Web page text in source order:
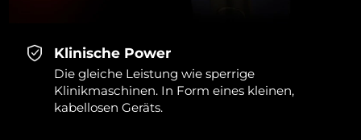
Klinische Power
Die gleiche Leistung wie sperrige
Klinikmaschinen. In Form eines kleinen,
kabellosen Geräts.